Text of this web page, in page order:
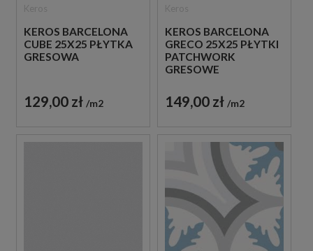
KEROS BARCELONA
CUBE 25X25 PŁYTKA
GRESOWA
129,00 zł m2
KEROS BARCELONA
GRECO 25X25 PŁYTKI
PATCHWORK
GRESOWE
149,00 zł m2